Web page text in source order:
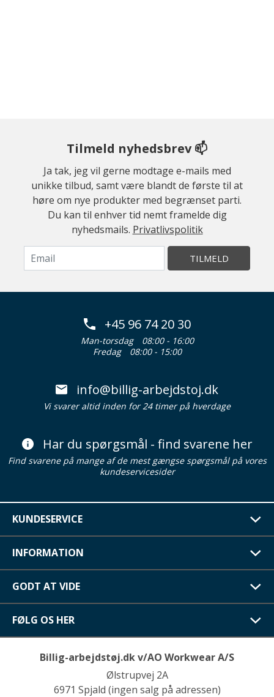
Tilmeld nyhedsbrev 📫
Ja tak, jeg vil gerne modtage e-mails med
unikke tilbud, samt være blandt de første til at
høre om nye produkter med begrænset parti.
Du kan til enhver tid nemt framelde dig
nyhedsmails. Privatlivspolitik
TILMELD
+45 96 74 20 30
Man-torsdag
08:00 - 16:00
Fredag
08:00 - 15:00
info@billig-arbejdstoj.dk
Vi svarer altid inden for 24 timer på hverdage
Har du spørgsmål - find svarene her
Find svarene på mange af de mest gængse spørgsmål på vores
kundeservicesider
KUNDESERVICE
INFORMATION
GODT AT VIDE
FØLG OS HER
Billig-arbejdstøj.dk v/AO Workwear A/S
Ølstrupvej 2A
6971 Spjald (ingen salg på adressen)